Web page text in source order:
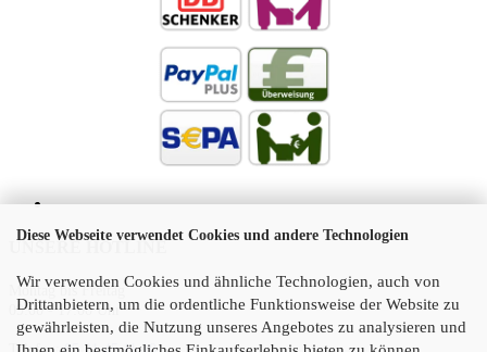
Diese Webseite verwendet Cookies und andere Technologien
Wir verwenden Cookies und ähnliche Technologien, auch von
Drittanbietern, um die ordentliche Funktionsweise der Website zu
gewährleisten, die Nutzung unseres Angebotes zu analysieren und
Montag bis Freitag
09:00 - 17:00 Uhr